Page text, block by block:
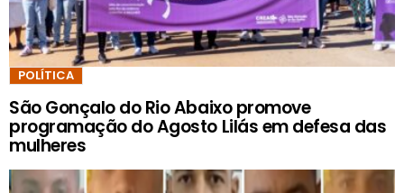
POLÍTICA
São Gonçalo do Rio Abaixo promove
programação do Agosto Lilás em defesa das
mulheres